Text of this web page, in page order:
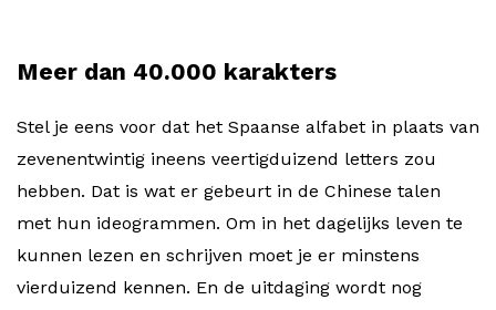
Meer dan 40.000 karakters
Stel je eens voor dat het Spaanse alfabet in plaats van
zevenentwintig ineens veertigduizend letters zou
hebben. Dat is wat er gebeurt in de Chinese talen
met hun ideogrammen. Om in het dagelijks leven te
kunnen lezen en schrijven moet je er minstens
vierduizend kennen. En de uitdaging wordt nog